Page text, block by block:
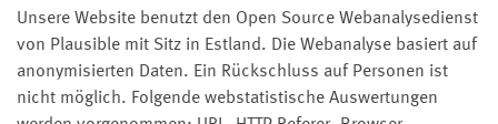
Unsere Website benutzt den Open Source Webanalysedienst
von Plausible mit Sitz in Estland. Die Webanalyse basiert auf
anonymisierten Daten. Ein Rückschluss auf Personen ist
nicht möglich. Folgende webstatistische Auswertungen